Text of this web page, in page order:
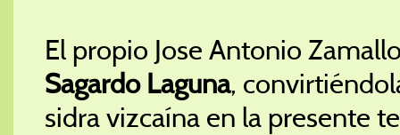
El propio Jose Antonio
Sagardo Laguna,
sidra vizcaína en la presente